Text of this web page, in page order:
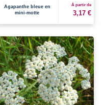
Agapanthe bleue en
mini-motte
À partir de
3,17 €